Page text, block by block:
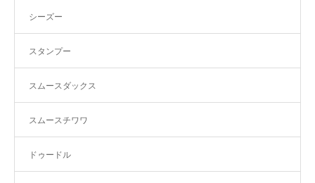
シーズー
スタンプー
スムースダックス
スムースチワワ
ドゥードル